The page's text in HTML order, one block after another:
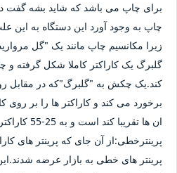
برای چاپ می باشد که شاید بشه گفت
چاپ به وجود آورد این دستگاه به این
زیرا مکانسیم چاپ مانند یک "گل
گلبرگ یک کاراکتر کاملا شکل گرفته و
کند.یک چکش به "گلبرگ"که در مقابل
برخورد می کند و کاراکتر ها را بر
ان ها تقریبا کند است و به 25-55 کاراکتر در ثانیه می رسد.
پرینترخطی:از آن جای که پرینتر های
پرینتر های خطی به بازار عرضه